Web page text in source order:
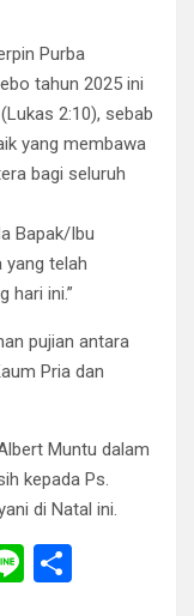
Purba
tahun 2025 ini
2:10), sebab
yang membawa
bagi seluruh
Bapak/Ibu
yang telah
hari ini.”
pujian antara
Pria dan
Muntu dalam
kepada Ps.
di Natal ini.
Li